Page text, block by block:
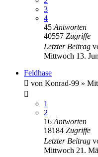
3
4
45 Antworten
40557 Zugriffe
Letzter Beitrag
Mittwoch 13.
Feldhase
von Konrad-99 »
1
2
16 Antworten
18184 Zugriffe
Letzter Beitrag
Mittwoch 21.